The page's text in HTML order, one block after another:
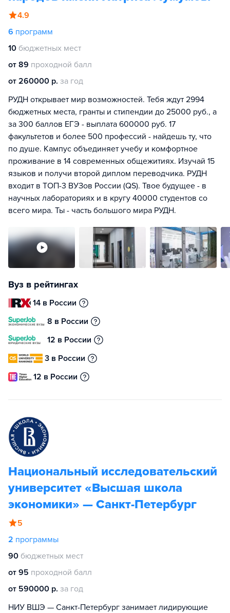
4.9
6 программ
10 бюджетных мест
от 89 проходной балл
от 260000 р. за год
РУДН открывает мир возможностей. Тебя ждут 2994
бюджетных места, гранты и стипендии до 25000 руб., а
за 300 баллов ЕГЭ - выплата 600000 руб. 17
факультетов и более 500 профессий - найдешь ту, что
по душе. Кампус объединяет учебу и комфортное
проживание в 14 современных общежитиях. Изучай 15
языков и получи второй диплом переводчика. РУДН
входит в ТОП-3 ВУЗов России (QS). Твое будущее - в
научных лабораториях и в кругу 40000 студентов со
всего мира. Ты - часть большого мира РУДН.
Вуз в рейтингах
14 в России
8 в России
12 в России
3 в России
12 в России
Национальный исследовательский
университет «Высшая школа
экономики» — Санкт-Петербург
5
2 программы
90 бюджетных мест
от 95 проходной балл
от 590000 р. за год
НИУ ВШЭ — Санкт-Петербург занимает лидирующие